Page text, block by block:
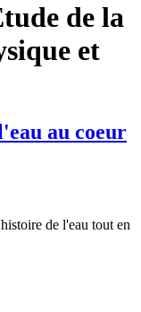
de la
et
au coeur
de l'eau tout en